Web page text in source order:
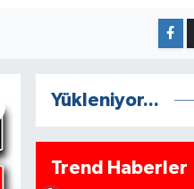
Yükleniyor...
Trend Haberler